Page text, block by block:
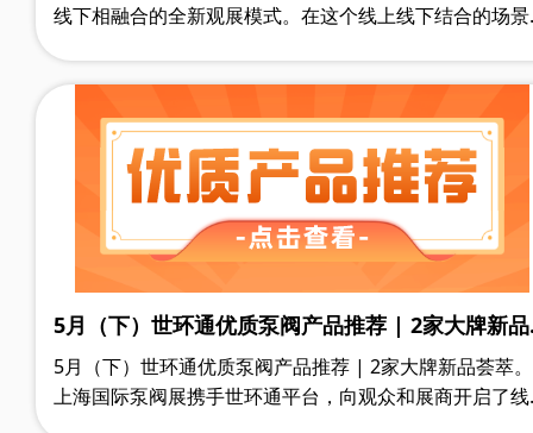
线下相融合的全新观展模式。在这个线上线下结合的场景
5月（下）世环通优质泵阀产品推荐 | 2家大牌新
萃
5月（下）世环通优质泵阀产品推荐 | 2家大牌新品荟萃。
上海国际泵阀展携手世环通平台，向观众和展商开启了